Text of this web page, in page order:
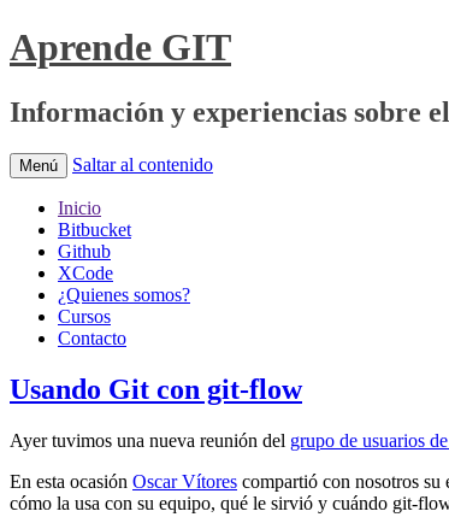
Aprende GIT
Información y experiencias sobre
Menú Saltar al contenido
Inicio
Bitbucket
Github
XCode
¿Quienes somos?
Cursos
Contacto
Usando Git con git-flow
Ayer tuvimos una nueva reunión del grupo de usuarios
En esta ocasión Oscar Vítores compartió con nosotros
cómo la usa con su equipo, qué le sirvió y cuándo git-